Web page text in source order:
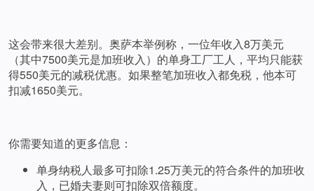
这会带来很大差别。奥萨本举例称，一位年收入8万美元
（其中7500美元是加班收入）的单身工厂工人，平均只能获
得550美元的减税优惠。如果整笔加班收入都免税，他本可
扣减1650美元。
你需要知道的更多信息：
单身纳税人最多可扣除1.25万美元的符合条件的加班收
入，已婚夫妻则可扣除双倍额度。